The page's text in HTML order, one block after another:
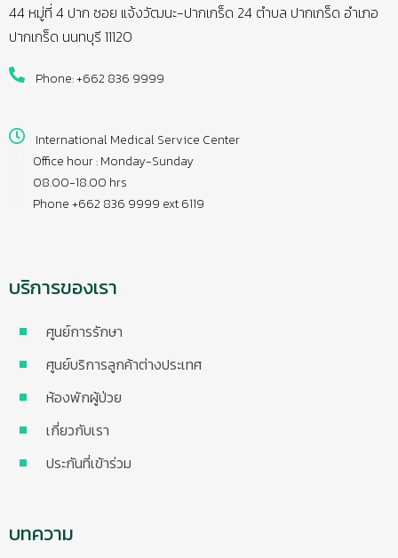
44 หมู่ที่ 4 ปาก ซอย แจ้งวัฒนะ-ปากเกร็ด 24 ตำบล ปากเกร็ด อำเภอ
ปากเกร็ด นนทบุรี 11120
Phone: +662 836 9999
International Medical Service Center
Office hour : Monday-Sunday
08.00-18.00 hrs
Phone +662 836 9999 ext 6119
บริการของเรา
ศูนย์การรักษา
ศูนย์บริการลูกค้าต่างประเทศ
ห้องพักผู้ป่วย
เกี่ยวกับเรา
ประกันที่เข้าร่วม
บทความ